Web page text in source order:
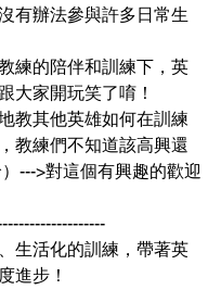
有辦法參與許多日常生
練的陪伴和訓練下，英
大家開玩笑了唷！
教其他英雄如何在訓練
教練們不知道該高興還
--->對這個有興趣的歡迎
生活化的訓練，帶著英
進步！